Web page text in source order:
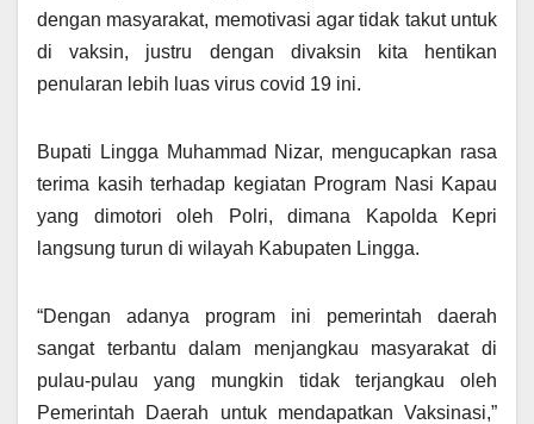
dengan masyarakat, memotivasi agar tidak takut untuk
di vaksin, justru dengan divaksin kita hentikan
penularan lebih luas virus covid 19 ini.
Bupati Lingga Muhammad Nizar, mengucapkan rasa
terima kasih terhadap kegiatan Program Nasi Kapau
yang dimotori oleh Polri, dimana Kapolda Kepri
langsung turun di wilayah Kabupaten Lingga.
“Dengan adanya program ini pemerintah daerah
sangat terbantu dalam menjangkau masyarakat di
pulau-pulau yang mungkin tidak terjangkau oleh
Pemerintah Daerah untuk mendapatkan Vaksinasi,”